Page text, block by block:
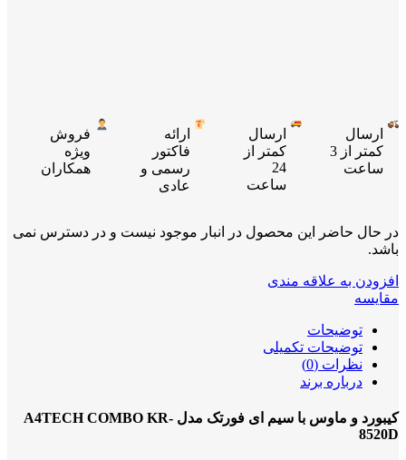
ارسال
کمتر از 3
ساعت
ارسال
کمتر از
24
ساعت
ارائه
فاکتور
رسمی و
عادی
فروش
ویژه
همکاران
در حال حاضر این محصول در انبار موجود نیست و در دسترس نمی
باشد.
افزودن به علاقه مندی
مقایسه
توضیحات
توضیحات تکمیلی
نظرات (0)
درباره برند
کیبورد و ماوس با سیم ای فورتک مدل A4TECH COMBO KR-
8520D